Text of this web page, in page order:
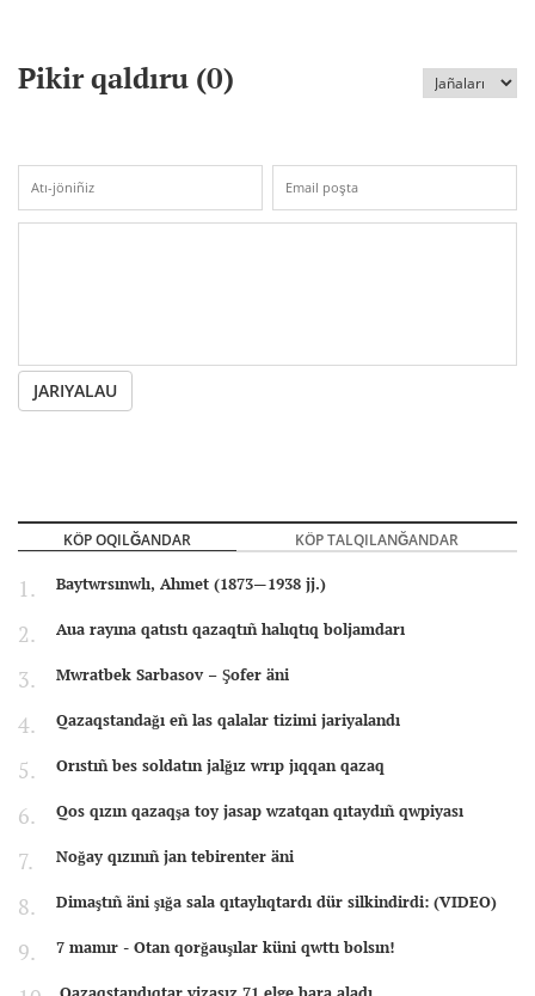
Pikir qaldıru (0)
JARIYALAU
KÖP OQILĞANDAR KÖP TALQILANĞANDAR
Baytwrsınwlı, Ahmet (1873—1938 jj.)
Aua rayına qatıstı qazaqtıñ halıqtıq boljamdarı
Mwratbek Sarbasov – Şofer äni
Qazaqstandağı eñ las qalalar tizimi jariyalandı
Orıstıñ bes soldatın jalğız wrıp jıqqan qazaq
Qos qızın qazaqşa toy jasap wzatqan qıtaydıñ qwpiyası
Noğay qızınıñ jan tebirenter äni
Dimaştıñ äni şığa sala qıtaylıqtardı dür silkindirdi: (VIDEO)
7 mamır - Otan qorğauşılar küni qwttı bolsın!